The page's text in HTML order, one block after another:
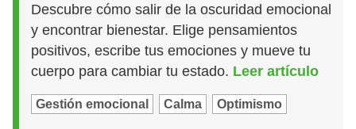
Descubre cómo salir de la oscuridad emocional
y encontrar bienestar. Elige pensamientos
positivos, escribe tus emociones y mueve tu
cuerpo para cambiar tu estado. Leer artículo
Gestión emocional Calma Optimismo